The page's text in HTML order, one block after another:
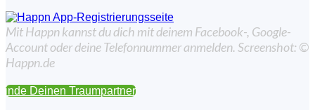
Mit Happn kannst du dich mit deinem Facebook-, Google-
Account oder deine Telefonnummer anmelden. Screenshot: ©
Happn.de
Deinen Traumpartner